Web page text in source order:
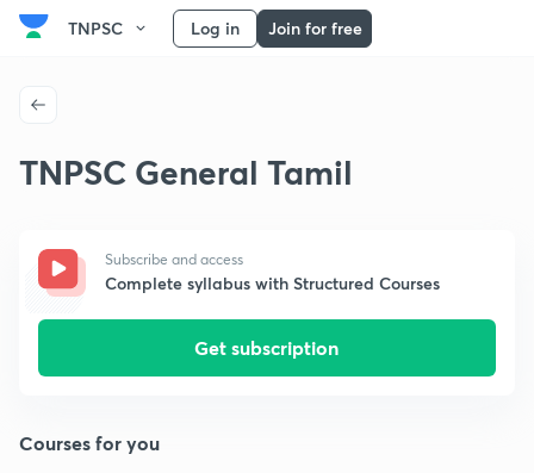
TNPSC Log in Join for free
TNPSC General Tamil
Subscribe and access
Complete syllabus with Structured Courses
Get subscription
Courses for you